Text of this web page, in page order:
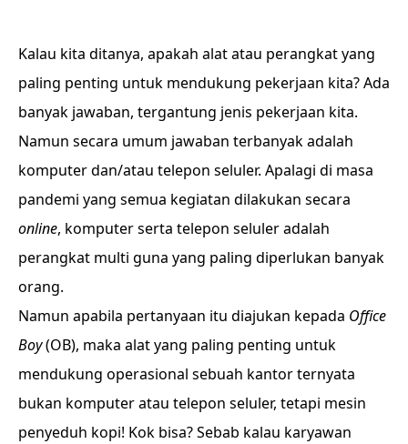
Kalau kita ditanya, apakah alat atau perangkat yang
paling penting untuk mendukung pekerjaan kita? Ada
banyak jawaban, tergantung jenis pekerjaan kita.
Namun secara umum jawaban terbanyak adalah
komputer dan/atau telepon seluler. Apalagi di masa
pandemi yang semua kegiatan dilakukan secara
online, komputer serta telepon seluler adalah
perangkat multi guna yang paling diperlukan banyak
orang.
Namun apabila pertanyaan itu diajukan kepada Office
Boy(OB), maka alat yang paling penting untuk
mendukung operasional sebuah kantor ternyata
bukan komputer atau telepon seluler, tetapi mesin
penyeduh kopi! Kok bisa? Sebab kalau karyawan